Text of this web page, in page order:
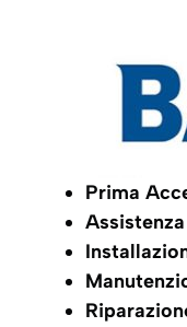
Prima
Assistenza